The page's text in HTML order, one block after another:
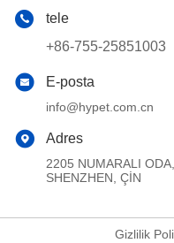
tele
+86-755-25851003
E-posta
info@hypet.com.cn
Adres
2205 NUMARALI
SHENZHEN, ÇİN
Gizlilik